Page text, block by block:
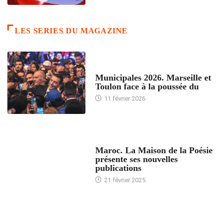
LES SERIES DU MAGAZINE
Municipales 2026. Marseille et
Toulon face à la poussée du
11 février 2026
Maroc. La Maison de la Poésie
présente ses nouvelles
publications
21 février 2025